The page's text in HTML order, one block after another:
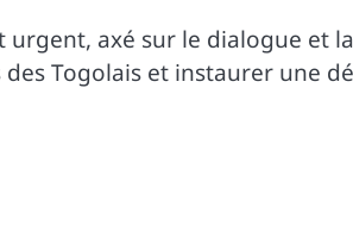
axé sur le dialogue et la
Togolais et instaurer une